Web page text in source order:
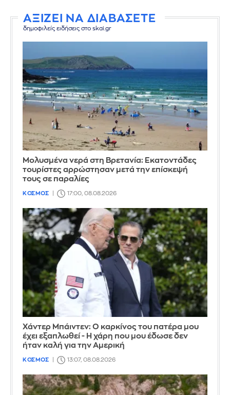
ΑΞΙΖΕΙ ΝΑ ΔΙΑΒΑΣΕΤΕ
δημοφιλείς ειδήσεις στο skai.gr
Μολυσμένα νερά στη Βρετανία: Εκατοντάδες
τουρίστες αρρώστησαν μετά την επίσκεψή
τους σε παραλίες
ΚΟΣΜΟΣ 17:00, 08.08.2026
Χάντερ Μπάιντεν: Ο καρκίνος του πατέρα μου
έχει εξαπλωθεί - Η χάρη που μου έδωσε δεν
ήταν καλή για την Αμερική
ΚΟΣΜΟΣ 13:07, 08.08.2026